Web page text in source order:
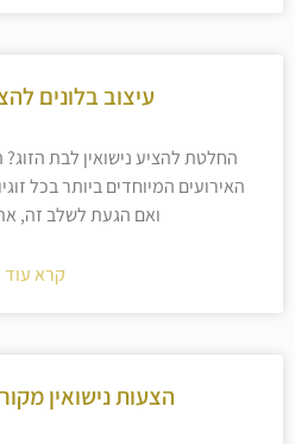
עיצוב בלונים
החלטת להציע נישואין לבת
האירועים המיוחדים ביותר בכל
ואם הגעת לשלב זה,
קרא עוד
הצעות נישואין